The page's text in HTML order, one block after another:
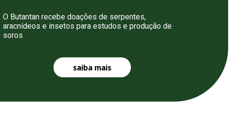
O Butantan recebe doações de serpentes,
aracnídeos e insetos para estudos e produção de
soros
saiba mais